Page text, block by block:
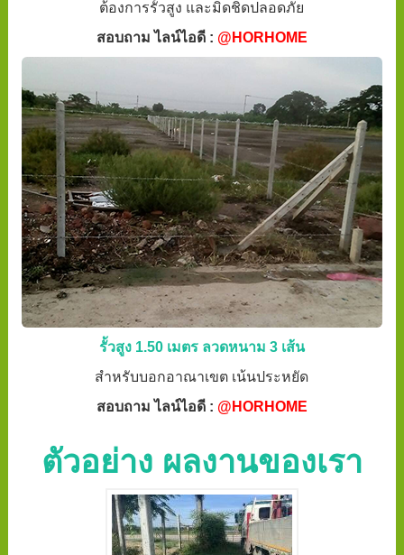
ต้องการรั้วสูง และมิดชิดปลอดภัย
สอบถาม ไลน์ไอดี : @HORHOME
รั้วสูง 1.50 เมตร ลวดหนาม 3 เส้น
สำหรับบอกอาณาเขต เน้นประหยัด
สอบถาม ไลน์ไอดี : @HORHOME
ตัวอย่าง ผลงานของเรา